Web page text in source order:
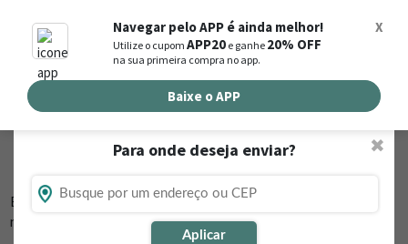
Navegar pelo APP é ainda melhor!
Utilize o cupomAPP20 e ganhe 20% OFF
na sua primeira compra no app.
X
Baixe o APP
Busca de produtos
Buscar por endereço de entrega
Para onde deseja enviar?
Aplicar
✖
Flores, Cestas e Presentes em Uarini - AM
Está procurando loja de presente online em Uarini - AM? Então,
navegue na Nova